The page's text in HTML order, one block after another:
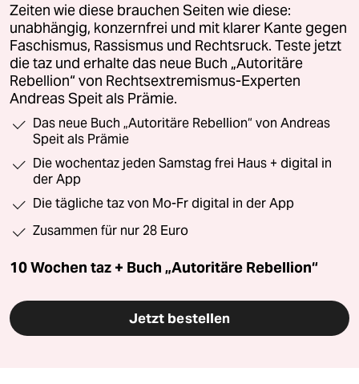
Zeiten wie diese brauchen Seiten wie diese:
unabhängig, konzernfrei und mit klarer Kante gegen
Faschismus, Rassismus und Rechtsruck. Teste jetzt
die taz und erhalte das neue Buch „Autoritäre
Rebellion“ von Rechtsextremismus-Experten
Andreas Speit als Prämie.
Das neue Buch „Autoritäre Rebellion“ von Andreas
Speit als Prämie
Die wochentaz jeden Samstag frei Haus + digital in
der App
Die tägliche taz von Mo-Fr digital in der App
Zusammen für nur 28 Euro
10 Wochen taz + Buch „Autoritäre Rebellion“
Jetzt bestellen